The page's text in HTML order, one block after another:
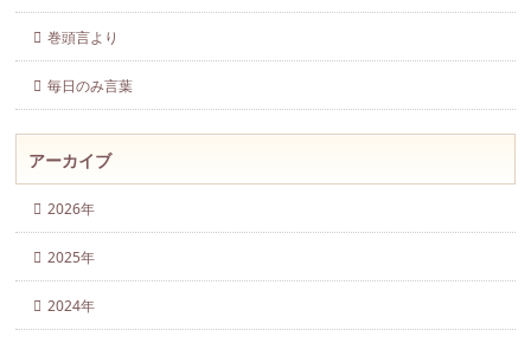
巻頭言より
毎日のみ言葉
アーカイブ
2026年
2025年
2024年